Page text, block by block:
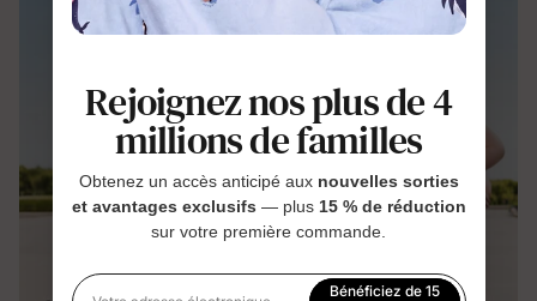
Rejoignez nos plus de 4
millions de familles
Obtenez un accès anticipé aux nouvelles sorties
et avantages exclusifs — plus 15 % de réduction
sur votre première commande.
Bénéficiez de 15